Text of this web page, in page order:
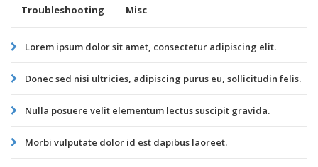
Troubleshooting Misc
Lorem ipsum dolor sit amet, consectetur adipiscing elit.
Donec sed nisi ultricies, adipiscing purus eu, sollicitudin felis.
Nulla posuere velit elementum lectus suscipit gravida.
Morbi vulputate dolor id est dapibus laoreet.